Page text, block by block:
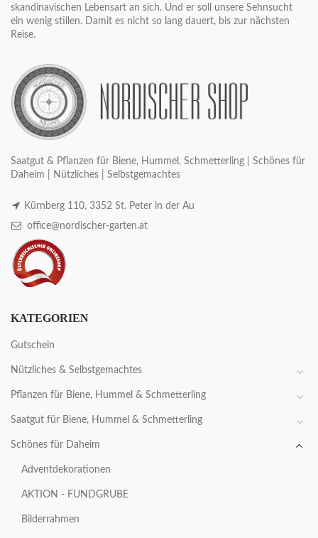
skandinavischen Lebensart an sich. Und er soll unsere Sehnsucht
ein wenig stillen. Damit es nicht so lang dauert, bis zur nächsten
Reise.
Saatgut & Pflanzen für Biene, Hummel, Schmetterling | Schönes für
Daheim | Nützliches | Selbstgemachtes
Kürnberg 110, 3352 St. Peter in der Au
office@nordischer-garten.at
KATEGORIEN
Gutschein
Nützliches & Selbstgemachtes
Pflanzen für Biene, Hummel & Schmetterling
Saatgut für Biene, Hummel & Schmetterling
Schönes für Daheim
Adventdekorationen
AKTION - FUNDGRUBE
Bilderrahmen